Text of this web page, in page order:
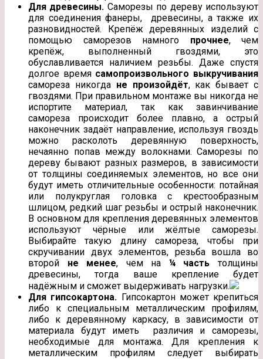
Для древесины. Саморезы по дереву используют
для соединения фанеры, древесины, а также их
разновидностей. Крепёж деревянных изделий с
помощью саморезов намного прочнее, чем
крепёж, выполненный гвоздями, это
обуславливается наличием резьбы. Даже спустя
долгое время самопроизвольного выкручивания
самореза никогда не произойдёт, как бывает с
гвоздями. При правильном монтаже вы никогда не
испортите материал, так как завинчивание
самореза происходит более плавно, а острый
наконечник задаёт направление, используя гвоздь
можно расколоть деревянную поверхность,
нечаянно попав между волокнами. Саморезы по
дереву бывают разных размеров, в зависимости
от толщины соединяемых элементов, но все они
будут иметь отличительные особенности: потайная
или полукруглая головка с крестообразным
шлицом, редкий шаг резьбы и острый наконечник.
В основном для крепления деревянных элементов
используют чёрные или жёлтые саморезы.
Выбирайте такую длину самореза, чтобы при
скручивании двух элементов, резьба вошла во
второй не менее, чем на ¼ часть толщины
древесины, тогда ваше крепление будет
надёжным и сможет выдерживать нагрузки.
Для гипсокартона. Гипсокартон может крепиться
либо к специальным металлическим профилям,
либо к деревянному каркасу, в зависимости от
материала будут иметь различия и саморезы,
необходимые для монтажа. Для крепления к
металлическим профилям следует выбирать